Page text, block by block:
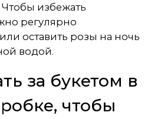
Чтобы избежать
регулярно
оставить розы на ночь
водой.
за букетом в
чтобы